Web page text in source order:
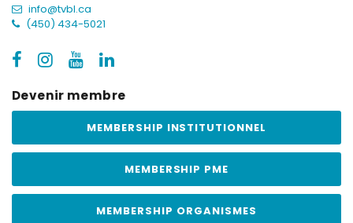
info@tvbl.ca
(450) 434-5021
Devenir membre
MEMBERSHIP INSTITUTIONNEL
MEMBERSHIP PME
MEMBERSHIP ORGANISMES